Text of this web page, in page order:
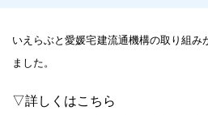
いえらぶと愛媛宅建流通機構の取り組
ました。
▽詳しくはこちら